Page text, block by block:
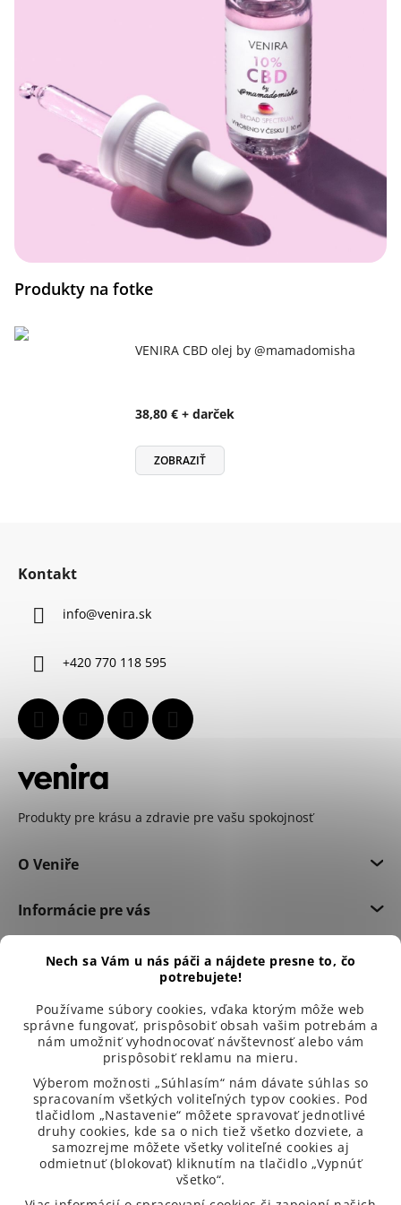
Nech sa Vám u nás páči a nájdete presne to, čo
potrebujete!
Používame súbory cookies, vďaka ktorým môže web
správne fungovať, prispôsobiť obsah vašim potrebám a
nám umožniť vyhodnocovať návštevnosť alebo vám
prispôsobiť reklamu na mieru.
Výberom možnosti „Súhlasím“ nám dávate súhlas so
spracovaním všetkých voliteľných typov cookies. Pod
tlačidlom „Nastavenie“ môžete spravovať jednotlivé
druhy cookies, kde sa o nich tiež všetko dozviete, a
samozrejme môžete všetky voliteľné cookies aj
odmietnuť (blokovať) kliknutím na tlačidlo „Vypnúť
všetko“.
Produkty na fotke
VENIRA CBD olej by @mamadomisha
38,80 € + darček
ZOBRAZIŤ
Kontakt
info@venira.sk
+420 770 118 595
Produkty pre krásu a zdravie pre vašu spokojnosť
O Veniře
Informácie pre vás
Dôležité informácie
99 % spokojených zákazníků